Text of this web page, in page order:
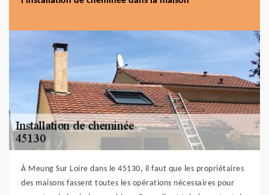
À Meung Sur Loire dans le 45130, il faut que les propriétaires
des maisons fassent toutes les opérations nécessaires pour